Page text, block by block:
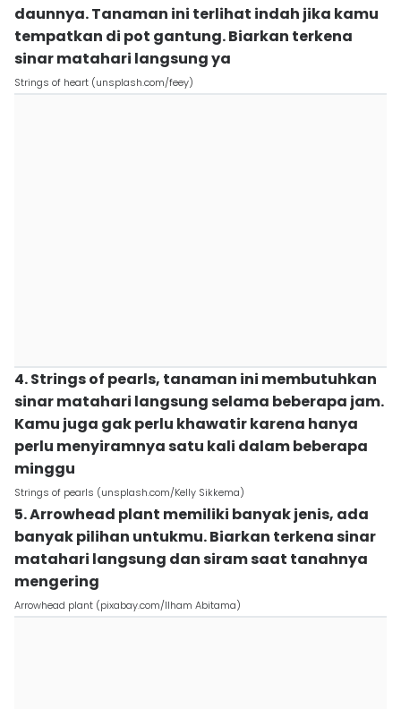
daunnya. Tanaman ini terlihat indah jika kamu
tempatkan di pot gantung. Biarkan terkena
sinar matahari langsung ya
Strings of heart (unsplash.com/feey)
4. Strings of pearls, tanaman ini membutuhkan
sinar matahari langsung selama beberapa jam.
Kamu juga gak perlu khawatir karena hanya
perlu menyiramnya satu kali dalam beberapa
minggu
Strings of pearls (unsplash.com/Kelly Sikkema)
5. Arrowhead plant memiliki banyak jenis, ada
banyak pilihan untukmu. Biarkan terkena sinar
matahari langsung dan siram saat tanahnya
mengering
Arrowhead plant (pixabay.com/Ilham Abitama)